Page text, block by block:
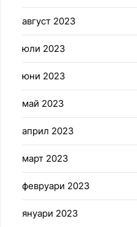
август 2023
юли 2023
юни 2023
май 2023
април 2023
март 2023
февруари 2023
януари 2023